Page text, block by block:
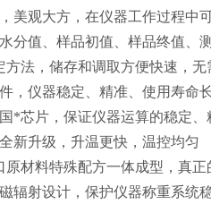
美观大方，在仪器工作过程中
分值、样品初值、样品终值、
方法，储存和调取方便快速，
，仪器稳定、精准、使用寿命
*芯片，保证仪器运算的稳定、
新升级，升温更快，温控均匀
原材料特殊配方一体成型，真正
辐射设计，保护仪器称重系统